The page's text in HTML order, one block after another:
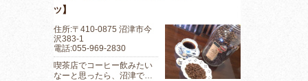
ツ 】
住所:〒410-0875 沼津市今
沢383-1
電話:055-969-2830
喫茶店でコーヒー飲みたい
なーと思ったら、沼津で…